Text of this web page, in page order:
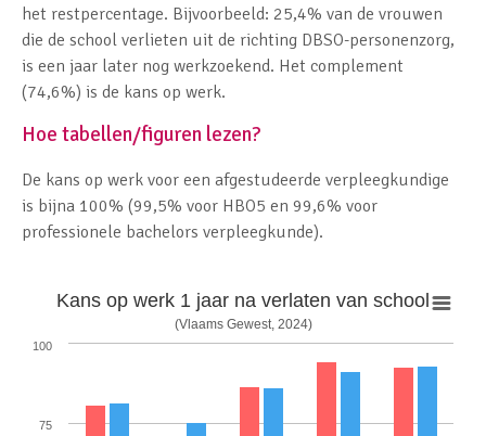
het restpercentage. Bijvoorbeeld: 25,4% van de vrouwen
die de school verlieten uit de richting DBSO-personenzorg,
is een jaar later nog werkzoekend. Het complement
(74,6%) is de kans op werk.
Hoe tabellen/figuren lezen?
De kans op werk voor een afgestudeerde verpleegkundige
is bijna 100% (99,5% voor HBO5 en 99,6% voor
professionele bachelors verpleegkunde).
Kans op werk 1 jaar na verlaten van school
(Vlaams Gewest, 2024)
100
75
Kans op werk 1 jaar na verlaten 3de graad
BSO en TSO
(Vlaams Gewest, 2024)
Kans op werk 1 jaar na verlaten hoger
onderwijs
(Vlaams Gewest, 2024)
Geïndexeerde evolutie van de
afgestudeerde verpleegkundigen
Vlaams Gewest schooljaar 2012-2013 tot 2022-2023